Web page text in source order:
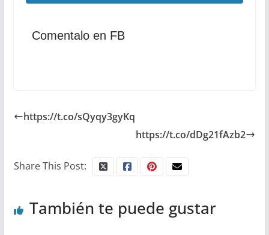
Comentalo en FB
https://t.co/sQyqy3gyKq
https://t.co/dDg21fAzb2
Share This Post:
También te puede gustar